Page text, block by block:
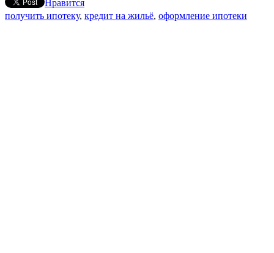
Нравится
получить ипотеку, кредит на жильё, оформление ипотеки